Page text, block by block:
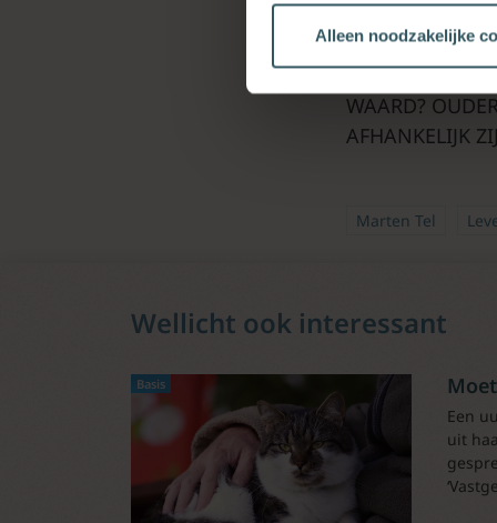
Alleen noodzakelijke
VLAARDINGEN,
COÖRDINATOR
WAARD?
AFHANKELIJK
Marten Tel
Wellicht ook interessant
Basis
Een
uit